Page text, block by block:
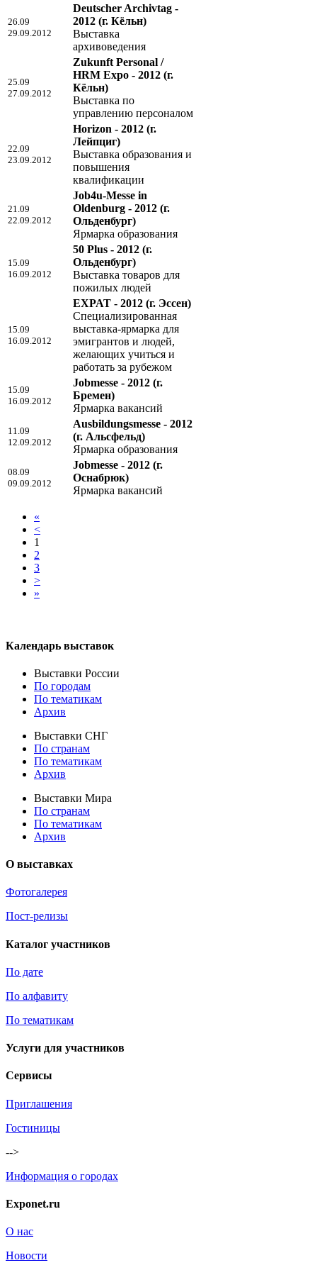
26.09
29.09.2012
Deutscher Archivtag -
2012 (г. Кёльн)
Выставка
архивоведения
25.09
27.09.2012
Zukunft Personal /
HRM Expo - 2012 (г.
Кёльн)
Выставка по
управлению персоналом
22.09
23.09.2012
Horizon - 2012 (г.
Лейпциг)
Выставка образования и
повышения
квалификации
21.09
22.09.2012
Job4u-Messe in
Oldenburg - 2012 (г.
Ольденбург)
Ярмарка образования
15.09
16.09.2012
50 Plus - 2012 (г.
Ольденбург)
Выставка товаров для
пожилых людей
15.09
16.09.2012
EXPAT - 2012 (г. Эссен)
Специализированная
выставка-ярмарка для
эмигрантов и людей,
желающих учиться и
работать за рубежом
15.09
16.09.2012
Jobmesse - 2012 (г.
Бремен)
Ярмарка вакансий
11.09
12.09.2012
Ausbildungsmesse - 2012
(г. Альсфельд)
Ярмарка образования
08.09
09.09.2012
Jobmesse - 2012 (г.
Оснабрюк)
Ярмарка вакансий
«
<
1
2
3
>
»
Календарь выставок
Выставки России
По городам
По тематикам
Архив
Выставки СНГ
По странам
По тематикам
Архив
Выставки Мира
По странам
По тематикам
Архив
О выставках
Фотогалерея
Пост-релизы
Каталог участников
По дате
По алфавиту
По тематикам
Услуги для участников
Сервисы
Приглашения
Гостиницы
-->
Информация о городах
Exponet.ru
О нас
Новости